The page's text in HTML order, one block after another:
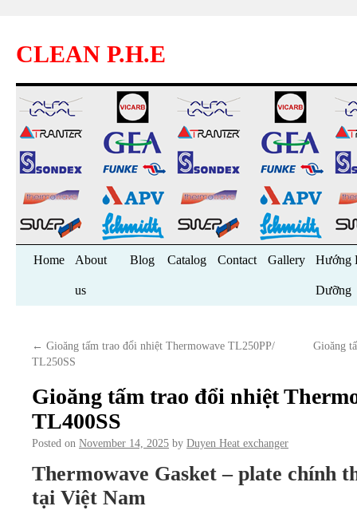
CLEAN P.H.E
Skip
Home About
us
Blog Catalog Contact Gallery Hướng
Dưỡng
← Gioăng tấm trao đổi nhiệt Thermowave TL250PP/
TL250SS
Gioăng
Gioăng tấm trao đổi nhiệt
TL400SS
Posted on November 14, 2025 by Duyen Heat exchanger
Thermowave Gasket – plate chính
tại Việt Nam